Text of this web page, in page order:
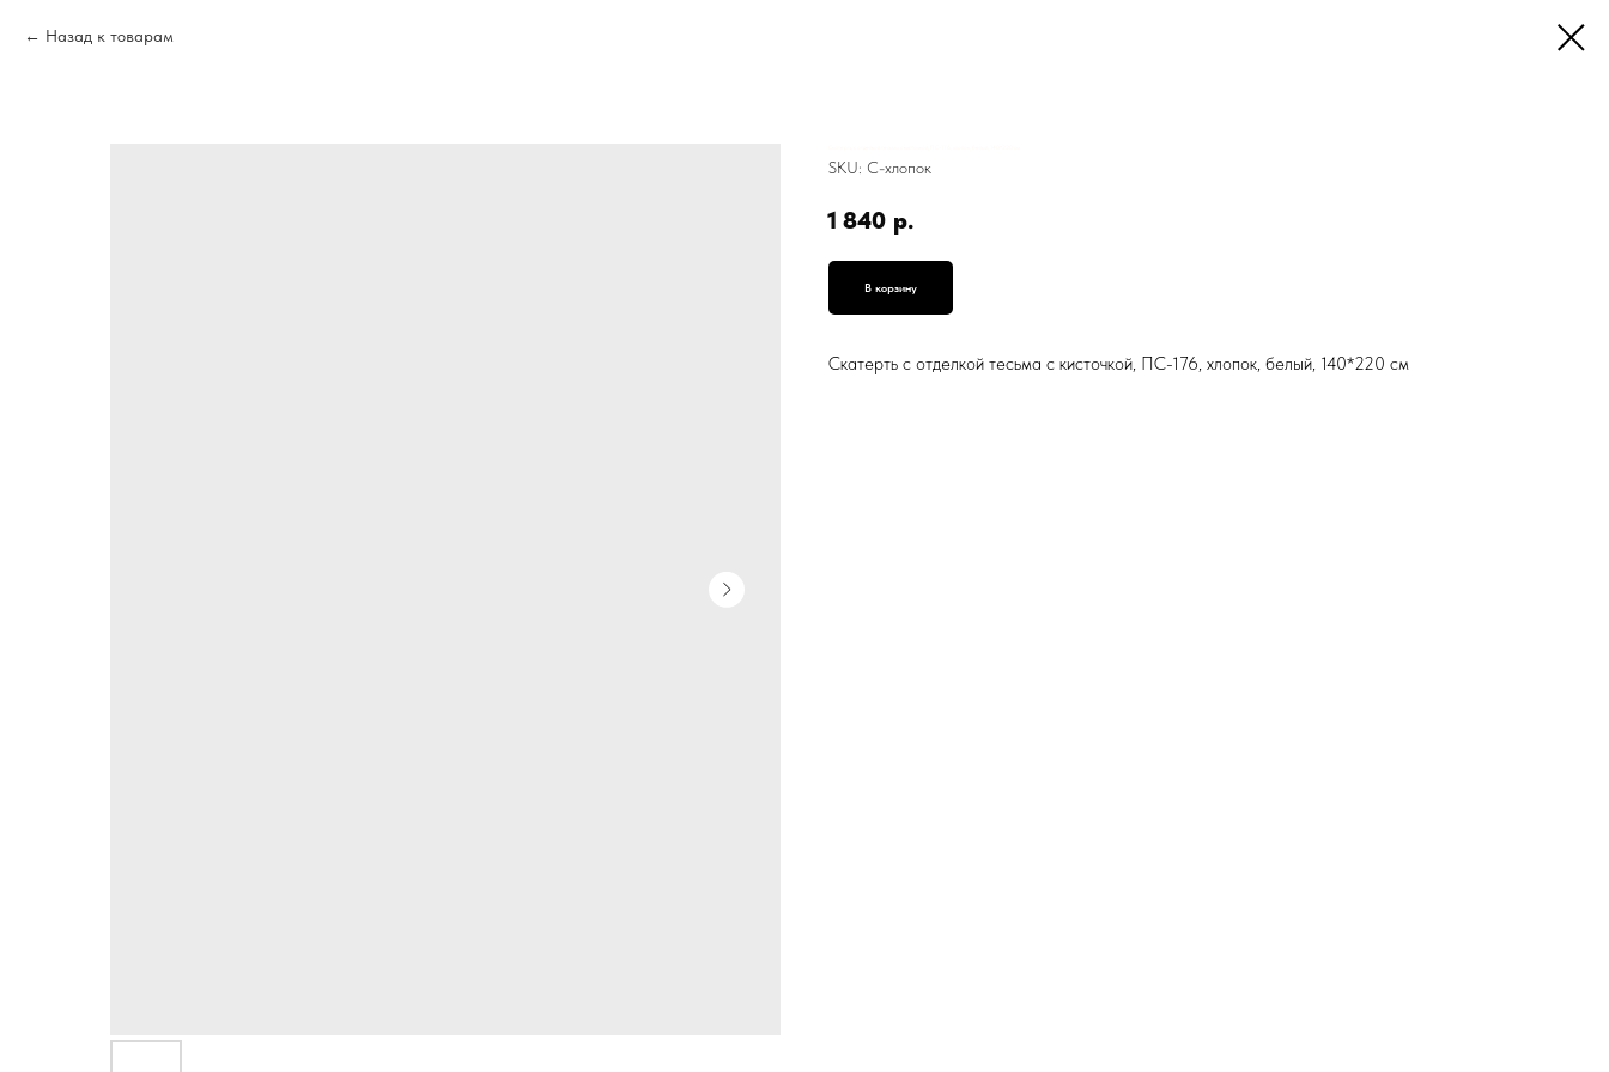
Назад к товарам
SKU: С-хлопок
1 840 р.
В корзину
Скатерть с отделкой тесьма с кисточкой, ПС-176, хлопок, белый, 140*220 см